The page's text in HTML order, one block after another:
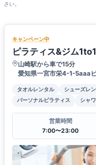
さい。
キャンペーン中
ピラティス&ジム
山崎駅から車で15分
愛知県一宮市栄4-1-5aaa
タオルレンタル シューズレ
パーソナルピラティス
シャ
営業時間
7:00〜23:00